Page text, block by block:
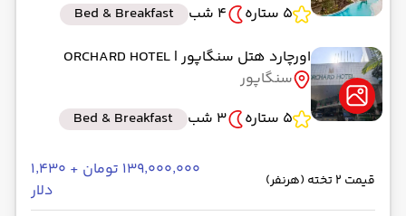
5 ستاره
4 شب
Bed & Breakfast
اورچارد هتل سنگاپور| ORCHARD HOTEL
سنگاپور
5 ستاره
3 شب Bed & Breakfast
قیمت 2 تخته (هرنفر)
۱۳۹٬۰۰۰٬۰۰۰ تومان + ۱٬۴۳۰
دلار